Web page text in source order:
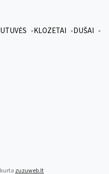
KLOZETAI
DUŠAI
zuzuweb.lt